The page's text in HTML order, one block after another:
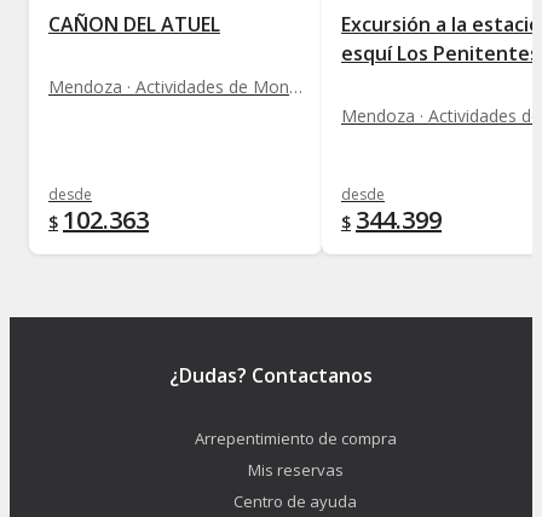
CAÑON DEL ATUEL
Mendoza · Actividades de Montaña
desde
$ 102.363
Excursión a la
esquí Los Penitentes
desde
$ 344.399
¿Dudas? Contactanos
Arrepentimiento de compra
Mis reservas
Centro de ayuda